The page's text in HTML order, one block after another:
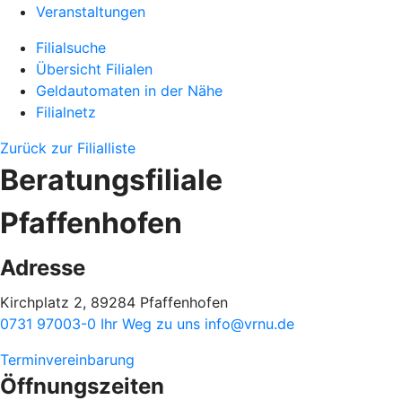
Veranstaltungen
Filialsuche
Übersicht Filialen
Geldautomaten in der Nähe
Filialnetz
Zurück zur Filialliste
Beratungsfiliale
Pfaffenhofen
Adresse
Kirchplatz 2, 89284 Pfaffenhofen
0731 97003-0 Ihr Weg zu uns info@vrnu.de
Terminvereinbarung
Öffnungszeiten